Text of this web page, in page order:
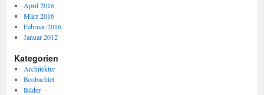
April 2016
März 2016
Februar 2016
Januar 2012
Kategorien
Architektur
Beobachtet
Bilder